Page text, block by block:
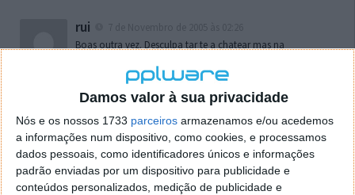
Damos valor à sua privacidade
Nós e os nossos 1733 parceiros armazenamos e/ou acedemos
a informações num dispositivo, como cookies, e processamos
dados pessoais, como identificadores únicos e informações
padrão enviadas por um dispositivo para publicidade e
conteúdos personalizados, medição de publicidade e
rui
Boas outra vez. Desculpa tar te a chatear mas na
o firefox como browser predefenido
de control tudo e nada. Tou a comecar a desesperar, ate ja
tentei apagar o explorer na tentativa de forçar o uso do
firefox mas em vao. Kaso te lembres de outra dica fico
agradecido, caso contrario obrigado a mesma
Responder